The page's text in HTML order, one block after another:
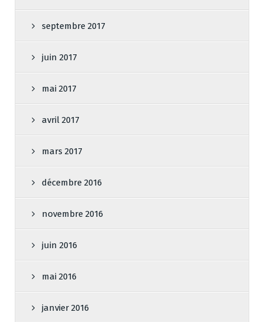
septembre 2017
juin 2017
mai 2017
avril 2017
mars 2017
décembre 2016
novembre 2016
juin 2016
mai 2016
janvier 2016